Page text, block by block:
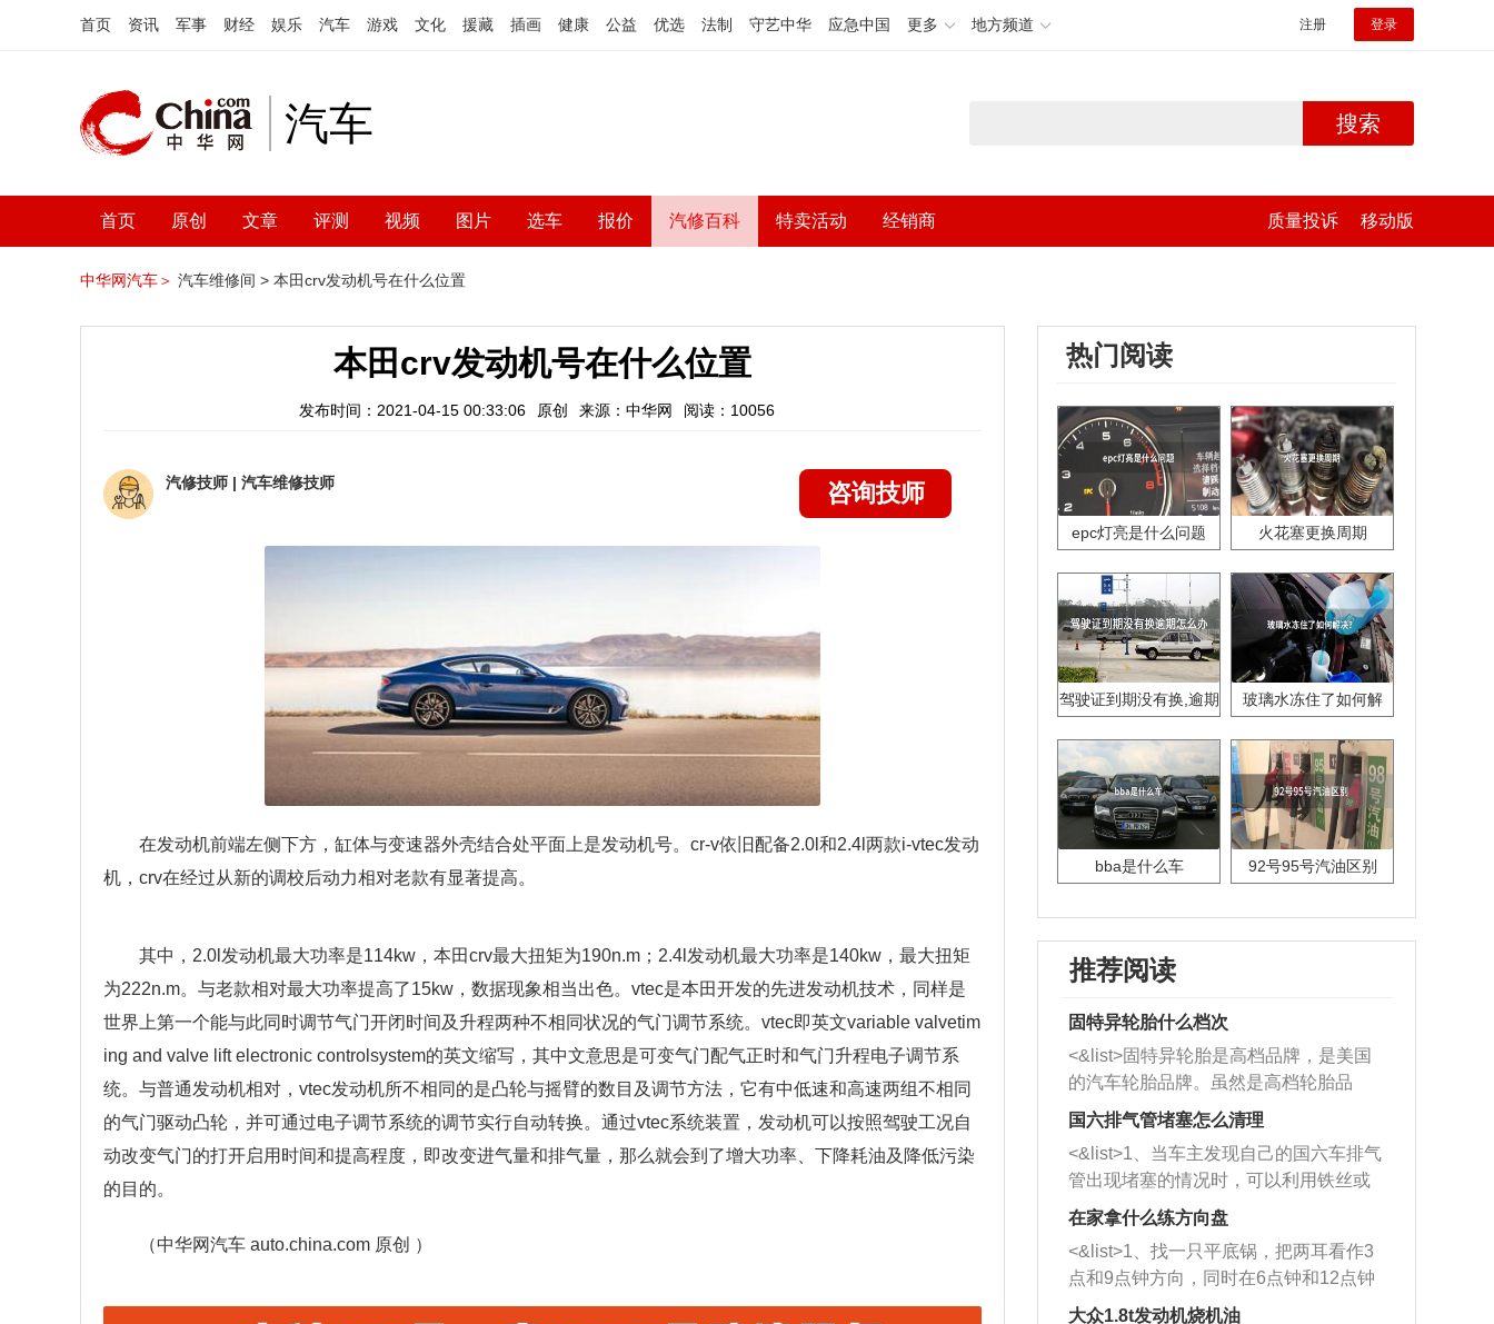
首页 资讯 军事 财经 娱乐 汽车 游戏 文化 援藏 插画 健康 公益 优选 法制 守艺中华 应急中国 更多 地方频道 注册 登录
汽车 搜索
首页 原创 文章 评测 视频 图片 选车 报价 汽修百科 特卖活动 经销商 质量投诉 移动版
中华网汽车＞ 汽车维修间 > 本田crv发动机号在什么位置
本田crv发动机号在什么位置
发布时间：2021-04-15 00:33:06 原创 来源：中华网 阅读：10056
汽修技师 | 汽车维修技师 咨询技师
在发动机前端左侧下方，缸体与变速器外壳结合处平面上是发动机号。cr-v依旧配备2.0l和2.4l两款i-vtec发动
机，crv在经过从新的调校后动力相对老款有显著提高。
其中，2.0l发动机最大功率是114kw，本田crv最大扭矩为190n.m；2.4l发动机最大功率是140kw，最大扭矩
为222n.m。与老款相对最大功率提高了15kw，数据现象相当出色。vtec是本田开发的先进发动机技术，同样是
世界上第一个能与此同时调节气门开闭时间及升程两种不相同状况的气门调节系统。vtec即英文variable valvetim
ing and valve lift electronic controlsystem的英文缩写，其中文意思是可变气门配气正时和气门升程电子调节系
统。与普通发动机相对，vtec发动机所不相同的是凸轮与摇臂的数目及调节方法，它有中低速和高速两组不相同
的气门驱动凸轮，并可通过电子调节系统的调节实行自动转换。通过vtec系统装置，发动机可以按照驾驶工况自
动改变气门的打开启用时间和提高程度，即改变进气量和排气量，那么就会到了增大功率、下降耗油及降低污染
的目的。
（中华网汽车 auto.china.com 原创 ）
热门阅读
epc灯亮是什么问题 火花塞更换周期
驾驶证到期没有换,逾期
玻璃水冻住了如何解
bba是什么车 92号95号汽油区别
推荐阅读
固特异轮胎什么档次
<&list>固特异轮胎是高档品牌，是美国
的汽车轮胎品牌。虽然是高档轮胎品
牌，但是中高低端的轮胎都有生产，这
也是为了更好的开拓市场。
国六排气管堵塞怎么清理
<&list>1、当车主发现自己的国六车排气
管出现堵塞的情况时，可以利用铁丝或
者是细棍，直接将杂物给取出来，如果
堵塞情况比较严重，也可以采取应急措
施。 <&list>2、直接利用木棍将所有的
杂物推到排气管里面的位置处，然后将
三元催化器拆解开，就可以将堵塞的东
在家拿什么练方向盘
<&list>1、找一只平底锅，把两耳看作3
点和9点钟方向，同时在6点钟和12点钟
方向做一个标记。 <&list>2、双手握住
大众1.8t发动机烧机油